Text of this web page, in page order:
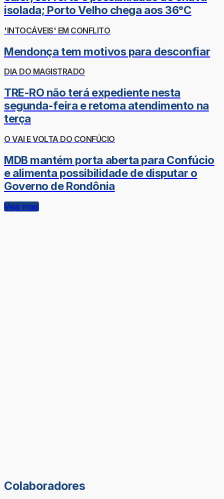
isolada; Porto Velho chega aos 36°C
'INTOCÁVEIS' EM CONFLITO
Mendonça tem motivos para desconfiar
DIA DO MAGISTRADO
TRE-RO não terá expediente nesta
segunda-feira e retoma atendimento na
terça
O VAI E VOLTA DO CONFÚCIO
MDB mantém porta aberta para Confúcio
e alimenta possibilidade de disputar o
Governo de Rondônia
Veja mais
Colaboradores